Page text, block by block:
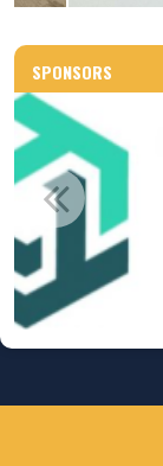
SPONSORS